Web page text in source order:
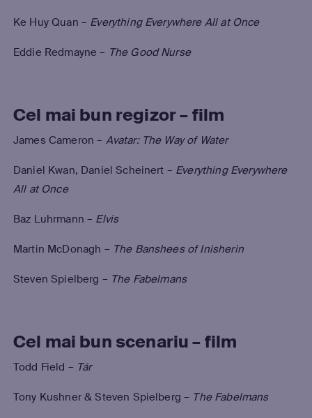
Ke Huy Quan – Everything Everywhere All at Once
Eddie Redmayne – The Good Nurse
Cel mai bun regizor – film
James Cameron – Avatar: The Way of Water
Daniel Kwan, Daniel Scheinert – Everything Everywhere
All at Once
Baz Luhrmann – Elvis
Martin McDonagh – The Banshees of Inisherin
Steven Spielberg – The Fabelmans
Cel mai bun scenariu – film
Todd Field – Tár
Tony Kushner & Steven Spielberg – The Fabelmans